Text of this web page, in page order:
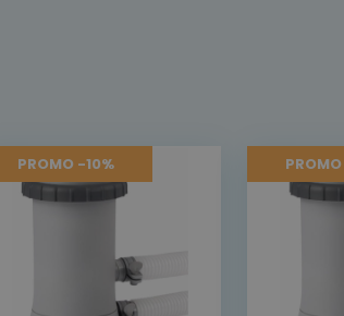
PROMO -10%